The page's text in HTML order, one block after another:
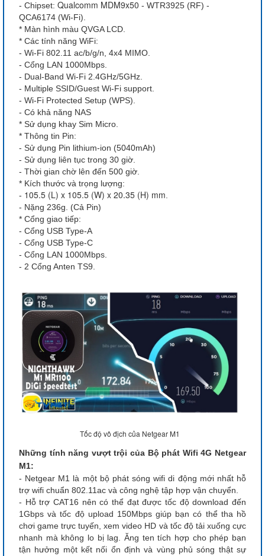
- Chipset: Qualcomm MDM9x50 - WTR3925 (RF) -
QCA6174 (Wi-Fi).
* Màn hình màu QVGA LCD.
* Các tính năng WiFi:
- Wi-Fi 802.11 ac/b/g/n, 4x4 MIMO.
- Cổng LAN 1000Mbps.
- Dual-Band Wi-Fi 2.4GHz/5GHz.
- Multiple SSID/Guest Wi-Fi support.
- Wi-Fi Protected Setup (WPS).
- Có khả năng NAS
* Sử dụng khay Sim Micro.
* Thông tin Pin:
- Sử dụng Pin lithium-ion (5040mAh)
- Sử dụng liên tục trong 30 giờ.
- Thời gian chờ lên đến 500 giờ.
* Kích thước và trọng lượng:
- 105.5 (L) x 105.5 (W) x 20.35 (H) mm
- Nặng 236g. (Cả Pin)
* Cổng giao tiếp:
- Cổng USB Type-A
- Cổng USB Type-C
- Cổng LAN 1000Mbps.
- 2 Cổng Anten TS9.
Tốc độ vô địch của Netgear M1
Những tính năng vượt trội của Bộ phát Wifi 4G Netgear
M1:
- Netgear M1 là một bộ phát sóng wifi di động mới nhất hỗ
trợ wifi chuẩn 802.11ac và công nghệ tập hợp vận chuyển.
- Hỗ trợ CAT16 nên có thể đạt được tốc độ download đến
1Gbps và tốc độ upload 150Mbps giúp bạn có thể tha hồ
chơi game trực tuyến, xem video HD và tốc độ tải xuống cực
nhanh mà không lo bị lag. Ăng ten tích hợp cho phép bạn
tận hưởng một kết nối ổn định và vùng phủ sóng thật sự